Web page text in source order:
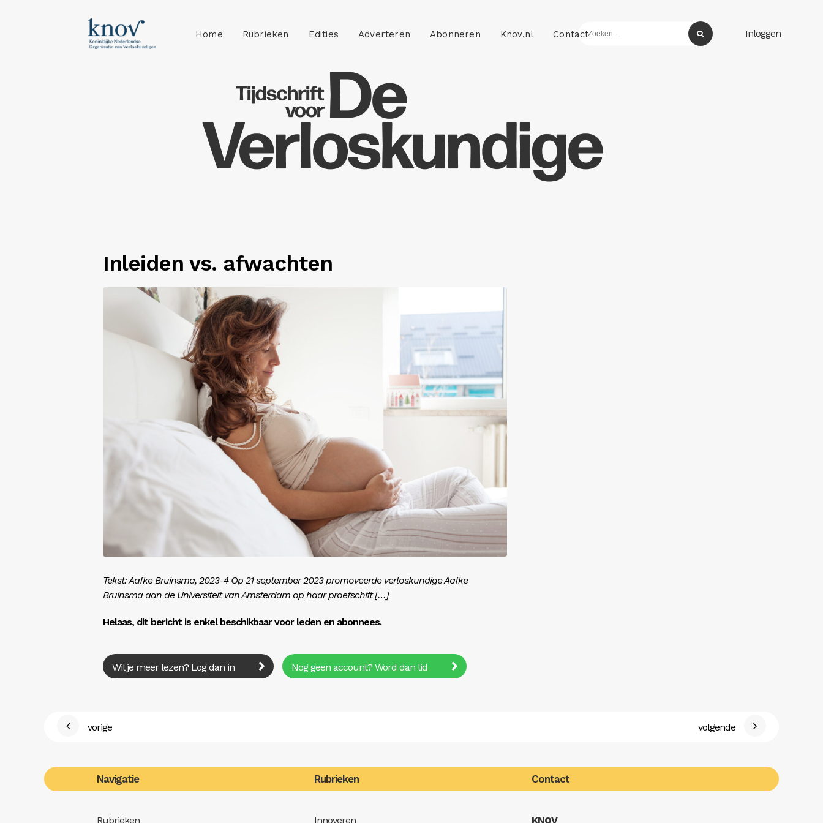
Home Rubrieken Edities Adverteren Abonneren Knov.nl Contact
Inleiden vs. afwachten
Tekst: Aafke Bruinsma, 2023-4 Op 21 september 2023 promoveerde verloskundige Aafke
Bruinsma aan de Universiteit van Amsterdam op haar proefschift […]
Helaas, dit bericht is enkel beschikbaar voor leden en abonnees.
Wil je meer lezen? Log dan in Nog geen account? Word dan lid
vorige volgende
Navigatie Rubrieken Contact
Rubrieken Innoveren KNOV
Inloggen